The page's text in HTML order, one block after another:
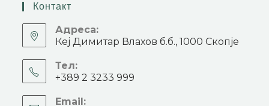
Контакт
Адреса:
Кеј Димитар Влахов б.б., 1000 Скопје
Тел:
+389 2 3233 999
Email: